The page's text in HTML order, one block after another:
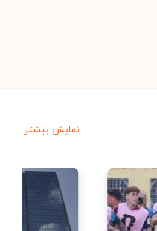
نمایش بیشتر